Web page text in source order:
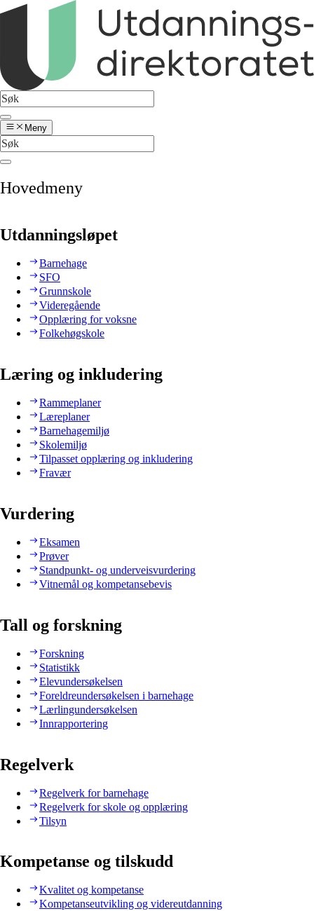
Meny
Hovedmeny
Utdanningsløpet
Barnehage
SFO
Grunnskole
Videregående
Opplæring for voksne
Folkehøgskole
Læring og inkludering
Rammeplaner
Læreplaner
Barnehagemiljø
Skolemiljø
Tilpasset opplæring og inkludering
Fravær
Vurdering
Eksamen
Prøver
Standpunkt- og underveisvurdering
Vitnemål og kompetansebevis
Tall og forskning
Forskning
Statistikk
Elevundersøkelsen
Foreldreundersøkelsen i barnehage
Lærlingundersøkelsen
Innrapportering
Regelverk
Regelverk for barnehage
Regelverk for skole og opplæring
Tilsyn
Kompetanse og tilskudd
Kvalitet og kompetanse
Kompetanseutvikling og videreutdanning